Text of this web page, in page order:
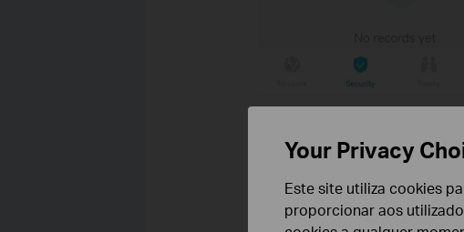
Your Privacy
Este site utiliza cookies
proporcionar aos